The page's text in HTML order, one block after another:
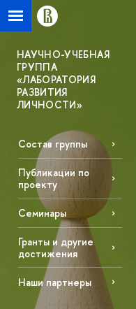
НАУЧНО-УЧЕБНАЯ
ГРУППА
«ЛАБОРАТОРИЯ
РАЗВИТИЯ
ЛИЧНОСТИ»
Состав группы
Публикации по
проекту
Семинары
Гранты и другие
достижения
Наши партнеры